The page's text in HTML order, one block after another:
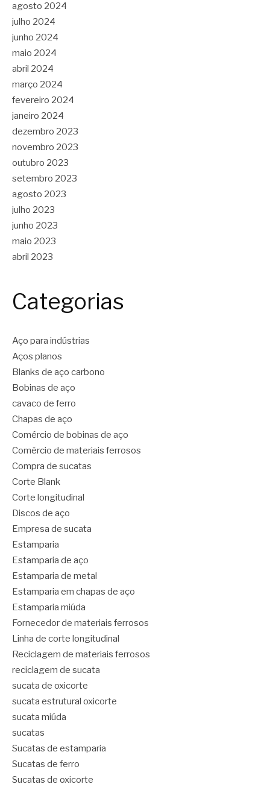
agosto 2024
julho 2024
junho 2024
maio 2024
abril 2024
março 2024
fevereiro 2024
janeiro 2024
dezembro 2023
novembro 2023
outubro 2023
setembro 2023
agosto 2023
julho 2023
junho 2023
maio 2023
abril 2023
Categorias
Aço para indústrias
Aços planos
Blanks de aço carbono
Bobinas de aço
cavaco de ferro
Chapas de aço
Comércio de bobinas de aço
Comércio de materiais ferrosos
Compra de sucatas
Corte Blank
Corte longitudinal
Discos de aço
Empresa de sucata
Estamparia
Estamparia de aço
Estamparia de metal
Estamparia em chapas de aço
Estamparia miúda
Fornecedor de materiais ferrosos
Linha de corte longitudinal
Reciclagem de materiais ferrosos
reciclagem de sucata
sucata de oxicorte
sucata estrutural oxicorte
sucata miúda
sucatas
Sucatas de estamparia
Sucatas de ferro
Sucatas de oxicorte